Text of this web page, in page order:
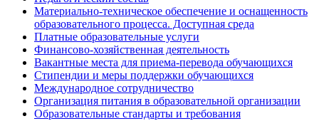
Материально-техническое обеспечение и оснащенность
образовательного процесса. Доступная среда
Платные образовательные услуги
Финансово-хозяйственная деятельность
Вакантные места для приема-перевода обучающихся
Стипендии и меры поддержки обучающихся
Международное сотрудничество
Организация питания в образовательной организации
Образовательные стандарты и требования